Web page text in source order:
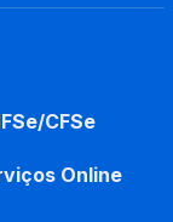
CFSe
Online